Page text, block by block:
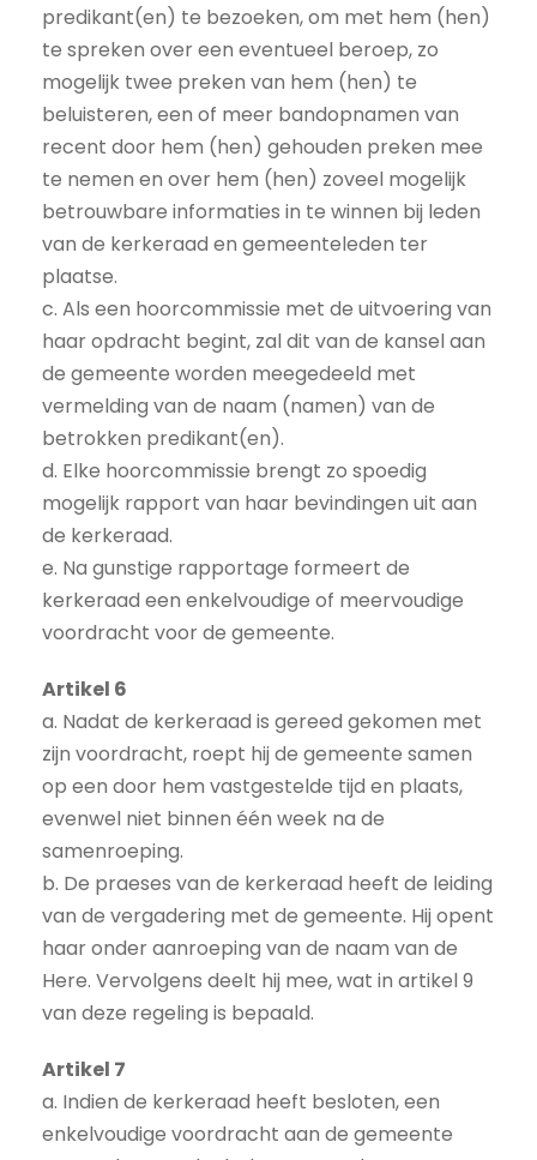
predikant(en) te bezoeken, om met hem (hen)
te spreken over een eventueel beroep, zo
mogelijk twee preken van hem (hen) te
beluisteren, een of meer bandopnamen van
recent door hem (hen) gehouden preken mee
te nemen en over hem (hen) zoveel mogelijk
betrouwbare informaties in te winnen bij leden
van de kerkeraad en gemeenteleden ter
plaatse.
c. Als een hoorcommissie met de uitvoering van
haar opdracht begint, zal dit van de kansel aan
de gemeente worden meegedeeld met
vermelding van de naam (namen) van de
betrokken predikant(en).
d. Elke hoorcommissie brengt zo spoedig
mogelijk rapport van haar bevindingen uit aan
de kerkeraad.
e. Na gunstige rapportage formeert de
kerkeraad een enkelvoudige of meervoudige
voordracht voor de gemeente.
Artikel 6
a. Nadat de kerkeraad is gereed gekomen met
zijn voordracht, roept hij de gemeente samen
op een door hem vastgestelde tijd en plaats,
evenwel niet binnen één week na de
samenroeping.
b. De praeses van de kerkeraad heeft de leiding
van de vergadering met de gemeente. Hij opent
haar onder aanroeping van de naam van de
Here. Vervolgens deelt hij mee, wat in artikel 9
van deze regeling is bepaald.
Artikel 7
a. Indien de kerkeraad heeft besloten, een
enkelvoudige voordracht aan de gemeente